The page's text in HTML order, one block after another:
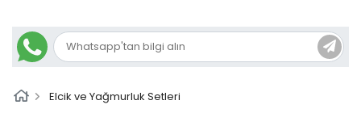
Elcik ve Yağmurluk Setleri